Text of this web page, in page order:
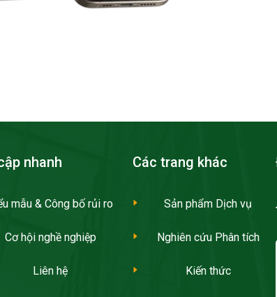
nhanh
mẫu & Công bố rủi ro
Cơ hội nghề nghiệp
Liên hệ
Các trang khác
Sản phẩm Dịch vụ
Nghiên cứu Phân tích
Kiến thức